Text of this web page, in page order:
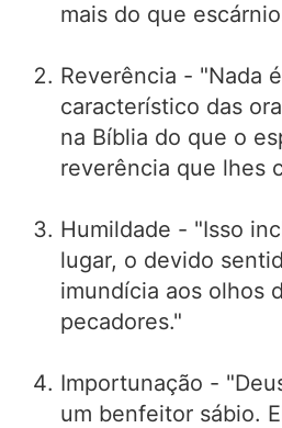
mais do que
Reverência - "Nada
característico das
na Bíblia do que o
reverência que lhes
Humildade - "Isso
lugar, o devido
imundícia aos olhos
pecadores."
Importunação -
um benfeitor sábio.